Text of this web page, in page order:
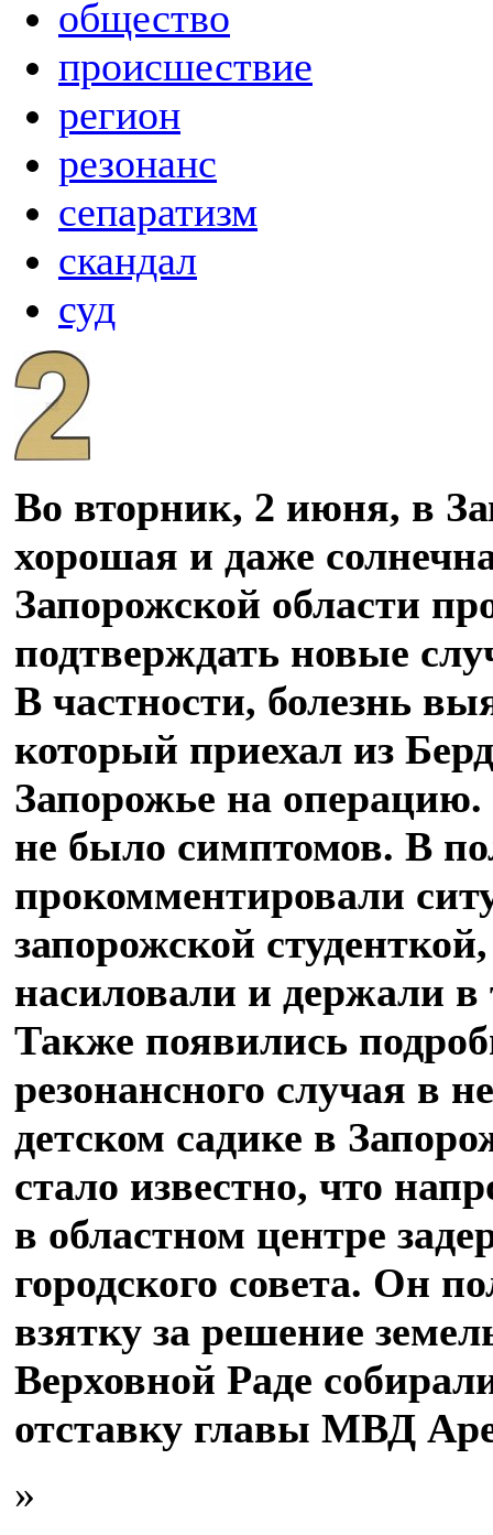
общество
происшествие
регион
резонанс
сепаратизм
скандал
суд
Во вторник, 2 июня, в
хорошая и даже
Запорожской области
подтверждать новые
В частности, болезнь
который приехал из
Запорожье на
не было симптомов. В
прокомментировали
запорожской
насиловали и держали в
Также появились
резонансного случая в
детском садике в
стало известно, что
в областном центре
городского совета. Он
взятку за решение
Верховной Раде
отставку главы МВД
»